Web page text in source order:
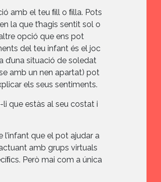
amb el teu ﬁll o ﬁlla. Pots
la que t’hagis sentit sol o
opció que ens pot
del teu infant és el joc
d’una situació de soledat
amb un nen apartat) pot
els seus sentiments.
que estàs al seu costat i
l’infant que el pot ajudar a
amb grups virtuals
Però mai com a única